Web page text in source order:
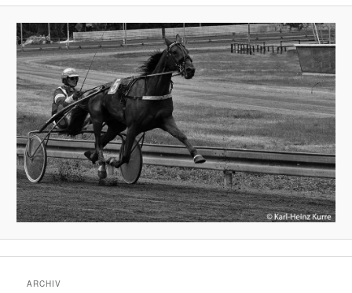
ARCHIV